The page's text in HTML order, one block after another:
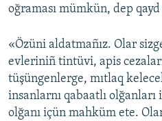
oğraması mümkün, dep
«Özüni aldatmañız. Olar
evleriniñ tintüvi, apis
tüşüngenlerge, mıtlaq
insanlarnı qabaatlı olğanları
olğanı içün mahküm ete.